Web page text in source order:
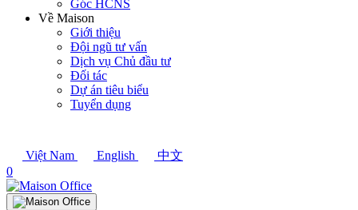
Góc HCNS
Về Maison
Giới thiệu
Đội ngũ tư vấn
Dịch vụ Chủ đầu tư
Đối tác
Dự án tiêu biểu
Tuyển dụng
Việt Nam English
中文
0